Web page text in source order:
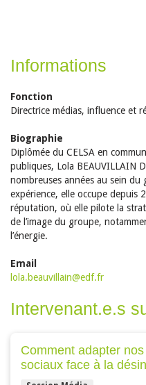
Informations
Fonction
Directrice médias, influence et
Biographie
Diplômée du CELSA en
publiques, Lola BEAUVILLAIN
nombreuses années au sein du
expérience, elle occupe depuis
réputation, où elle pilote la
de l’image du groupe,
l’énergie.
Email
lola.beauvillain@edf.fr
Intervenant.e.s
Comment adapter
sociaux face à la